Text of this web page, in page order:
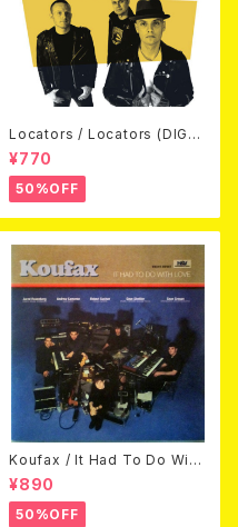
Locators / Locators (DIGPA
CK CD)
¥770
50%OFF
Koufax / It Had To Do With
Love (CD)
¥890
50%OFF